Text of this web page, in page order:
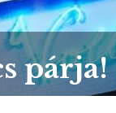
párja!